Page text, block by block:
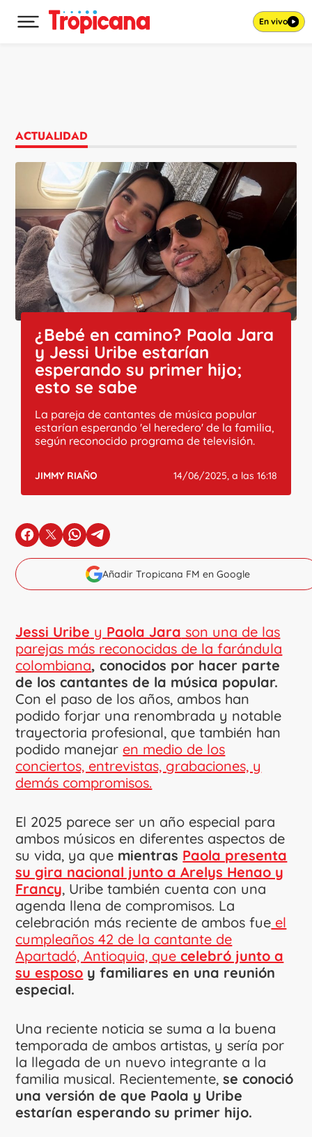
Desplegar menú principal En vivo
ACTUALIDAD
¿Bebé en camino? Paola Jara
y Jessi Uribe estarían
esperando su primer hijo;
esto se sabe
La pareja de cantantes de música popular
estarían esperando 'el heredero' de la familia,
según reconocido programa de televisión.
JIMMY RIAÑO 14/06/2025, a las 16:18
en Facebook
en Xen Whatsapp
en Telegram
Añadir Tropicana FM en Google
Jessi Uribe y Paola Jara son una de las
parejas más reconocidas de la farándula
colombiana, conocidos por hacer parte
de los cantantes de la música popular.
Con el paso de los años, ambos han
podido forjar una renombrada y notable
trayectoria profesional, que también han
podido manejar en medio de los
conciertos, entrevistas, grabaciones, y
demás compromisos.
El 2025 parece ser un año especial para
ambos músicos en diferentes aspectos de
su vida, ya que mientras Paola presenta
su gira nacional junto a Arelys Henao y
Francy, Uribe también cuenta con una
agenda llena de compromisos. La
celebración más reciente de ambos fue el
cumpleaños 42 de la cantante de
Apartadó, Antioquia, quecelebró junto a
su esposo y familiares en una reunión
especial.
Una reciente noticia se suma a la buena
temporada de ambos artistas, y sería por
la llegada de un nuevo integrante a la
familia musical. Recientemente,se conoció
una versión de que Paola y Uribe
estarían esperando su primer hijo.